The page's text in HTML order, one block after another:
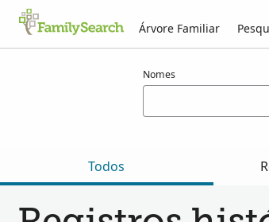
Árvore Familiar
Nomes
Todos